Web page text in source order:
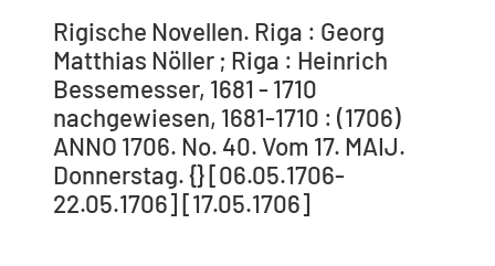
Rigische Novellen. Riga : Georg
Matthias Nöller ; Riga : Heinrich
Bessemesser, 1681 - 1710
nachgewiesen, 1681-1710 : (1706)
ANNO 1706. No. 40. Vom 17. MAIJ.
Donnerstag. {} [06.05.1706-
22.05.1706] [17.05.1706]